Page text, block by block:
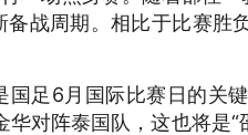
备战周期。相比于比赛
国足6月国际比赛日的关
华对阵泰国队，这也将是